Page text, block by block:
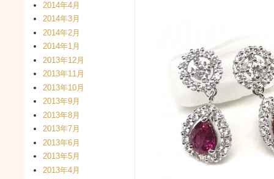
2014年4月
2014年3月
2014年2月
2014年1月
2013年12月
2013年11月
2013年10月
2013年9月
2013年8月
2013年7月
2013年6月
2013年5月
2013年4月